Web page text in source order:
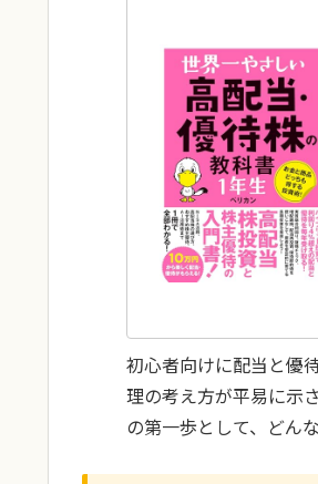
初心者向けに配当と優
理の考え方が平易に示
の第一歩として、どん